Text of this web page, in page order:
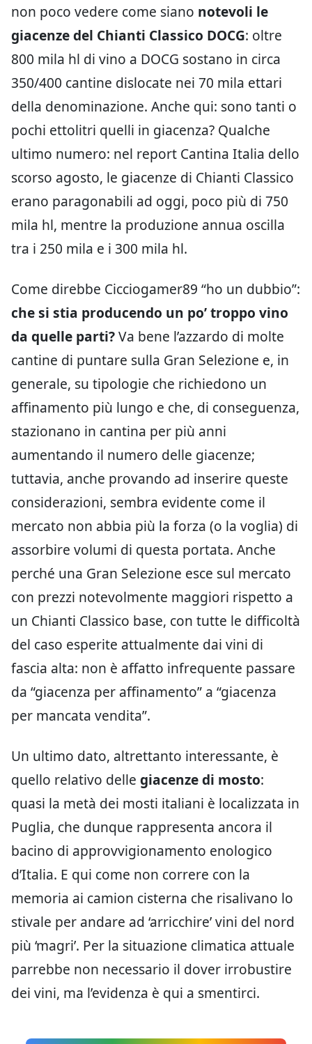
non poco vedere come siano notevoli le
giacenze del Chianti Classico DOCG: oltre
800 mila hl di vino a DOCG sostano in circa
350/400 cantine dislocate nei 70 mila ettari
della denominazione. Anche qui: sono tanti o
pochi ettolitri quelli in giacenza? Qualche
ultimo numero: nel report Cantina Italia dello
scorso agosto, le giacenze di Chianti Classico
erano paragonabili ad oggi, poco più di 750
mila hl, mentre la produzione annua oscilla
tra i 250 mila e i 300 mila hl.
Come direbbe Cicciogamer89 “ho un dubbio”:
che si stia producendo un po’ troppo vino
da quelle parti?Va bene l’azzardo di molte
cantine di puntare sulla Gran Selezione e, in
generale, su tipologie che richiedono un
affinamento più lungo e che, di conseguenza,
stazionano in cantina per più anni
aumentando il numero delle giacenze;
tuttavia, anche provando ad inserire queste
considerazioni, sembra evidente come il
mercato non abbia più la forza (o la voglia) di
assorbire volumi di questa portata. Anche
perché una Gran Selezione esce sul mercato
con prezzi notevolmente maggiori rispetto a
un Chianti Classico base, con tutte le difficoltà
del caso esperite attualmente dai vini di
fascia alta: non è affatto infrequente passare
da “giacenza per affinamento” a “giacenza
per mancata vendita”.
Un ultimo dato, altrettanto interessante, è
quello relativo delle giacenze di mosto:
quasi la metà dei mosti italiani è localizzata in
Puglia, che dunque rappresenta ancora il
bacino di approvvigionamento enologico
d’Italia. E qui come non correre con la
memoria ai camion cisterna che risalivano lo
stivale per andare ad ‘arricchire’ vini del nord
più ‘magri’. Per la situazione climatica attuale
parrebbe non necessario il dover irrobustire
dei vini, ma l’evidenza è qui a smentirci.